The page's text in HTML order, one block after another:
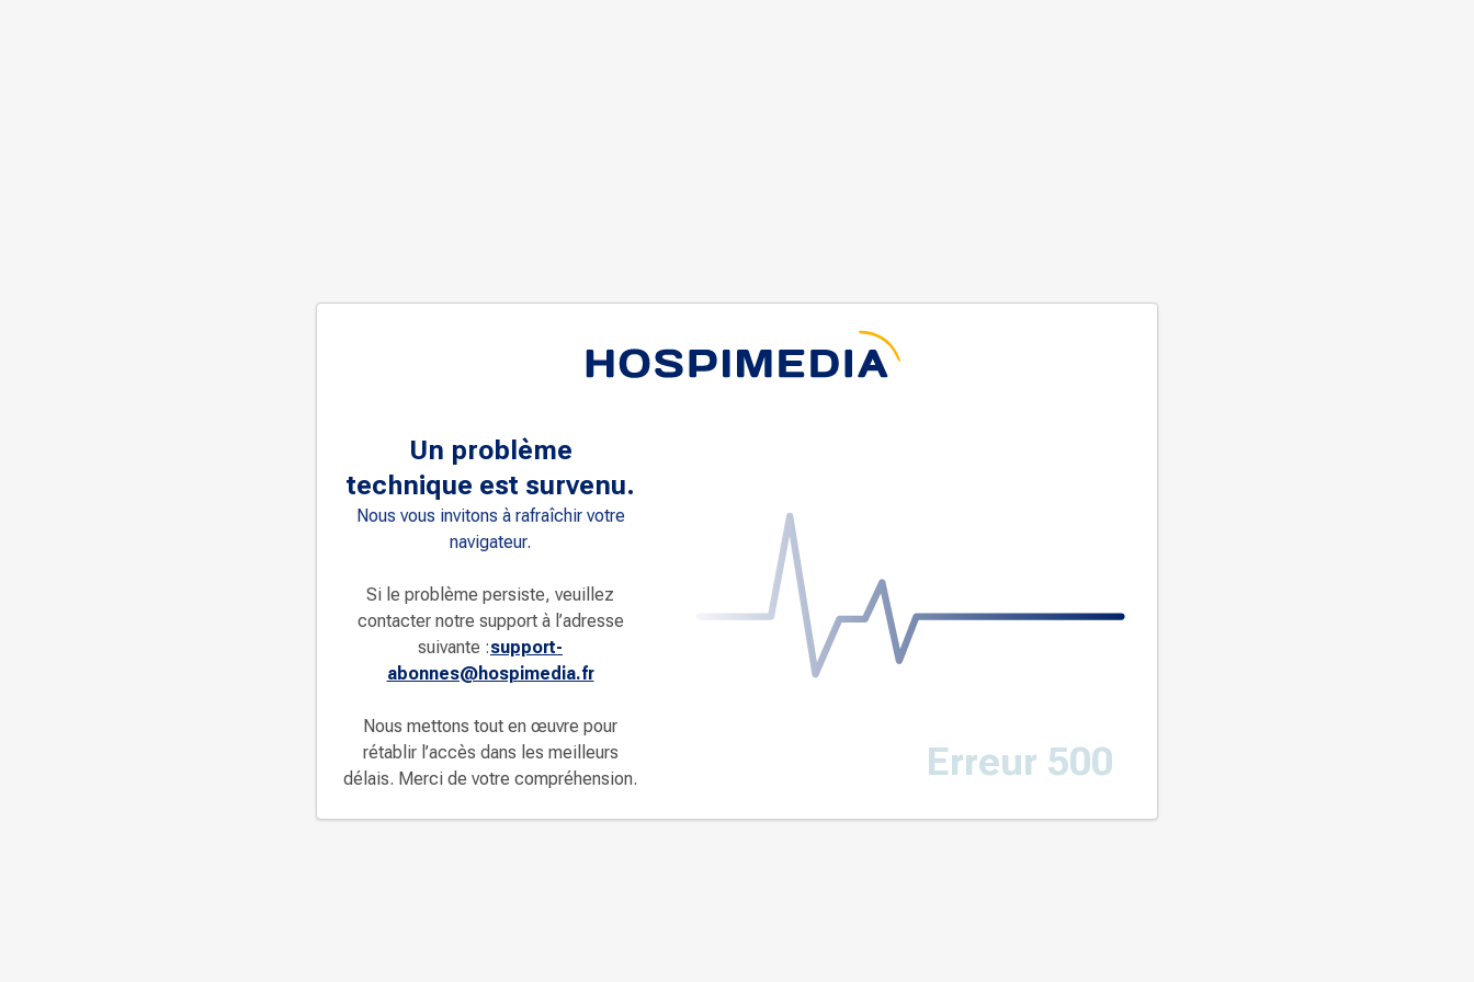
Un problème
technique est survenu.
Nous vous invitons à rafraîchir votre
navigateur.
Si le problème persiste, veuillez
contacter notre support à l’adresse
suivante :support-
abonnes@hospimedia.fr
Nous mettons tout en œuvre pour
rétablir l’accès dans les meilleurs
délais. Merci de votre compréhension.
Erreur 500